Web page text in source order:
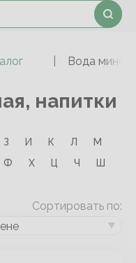
Вода
напитки
З И К Л
М
Ф Х Ц Ч
Ш
Сортировать по: